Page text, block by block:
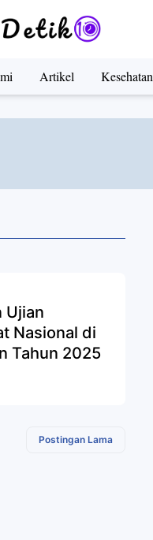
Artikel Kesehatan
Ujian
Nasional di
Tahun 2025
Postingan Lama